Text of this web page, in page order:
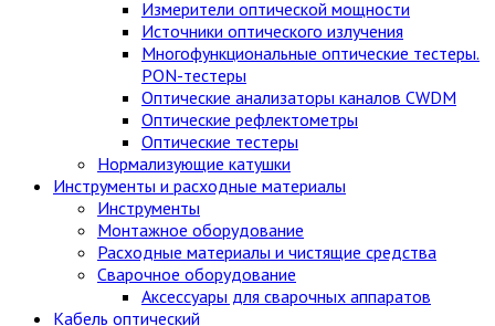
Измерители оптической мощности
Источники оптического излучения
Многофункциональные оптические тестеры.
PON-тестеры
Оптические анализаторы каналов CWDM
Оптические рефлектометры
Оптические тестеры
Нормализующие катушки
Инструменты и расходные материалы
Инструменты
Монтажное оборудование
Расходные материалы и чистящие средства
Сварочное оборудование
Аксессуары для сварочных аппаратов
Кабель оптический